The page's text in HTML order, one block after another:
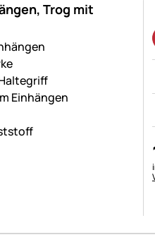
Trog mit
Einhängen